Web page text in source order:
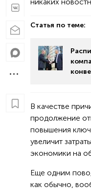
Статья по теме:
В качестве
продолжение
повышения
увеличит
экономики на
Еще одним
как обычно,